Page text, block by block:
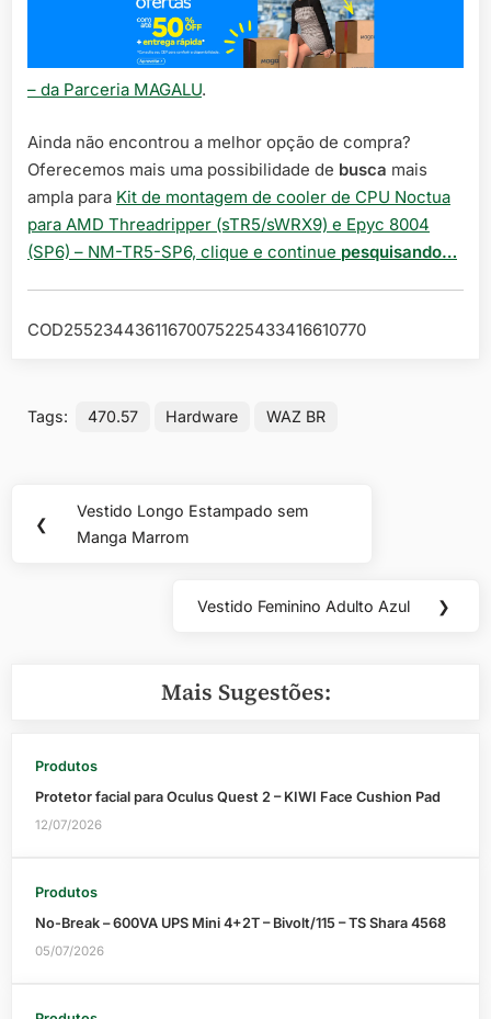
– da Parceria MAGALU.
Ainda não encontrou a melhor opção de compra?
Oferecemos mais uma possibilidade de busca mais
ampla para Kit de montagem de cooler de CPU Noctua
para AMD Threadripper (sTR5/sWRX9) e Epyc 8004
(SP6) – NM-TR5-SP6, clique e continue pesquisando…
COD25523443611670075225433416610770
Tags: 470.57 Hardware WAZ BR
Navegação
de
❮
Previous
Post:
Vestido Longo Estampado sem
Manga Marrom
Next
Vestido Feminino Adulto Azul ❯
Mais Sugestões:
Produtos
Protetor facial para Oculus Quest 2 – KIWI Face Cushion Pad
12/07/2026
Produtos
No-Break – 600VA UPS Mini 4+2T – Bivolt/115 – TS Shara 4568
05/07/2026